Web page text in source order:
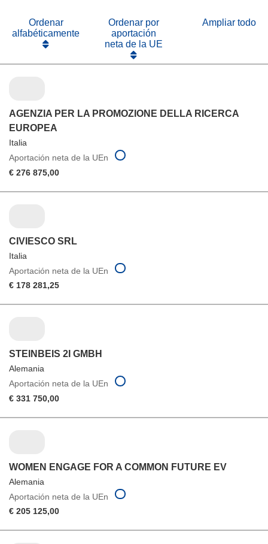
Ordenar
alfabéticamente
Ordenar por
aportación
neta de la UE
Ampliar todo
AGENZIA PER LA PROMOZIONE DELLA RICERCA
EUROPEA
Italia
Aportación neta de la UEn
€ 276 875,00
CIVIESCO SRL
Italia
Aportación neta de la UEn
€ 178 281,25
STEINBEIS 2I GMBH
Alemania
Aportación neta de la UEn
€ 331 750,00
WOMEN ENGAGE FOR A COMMON FUTURE EV
Alemania
Aportación neta de la UEn
€ 205 125,00